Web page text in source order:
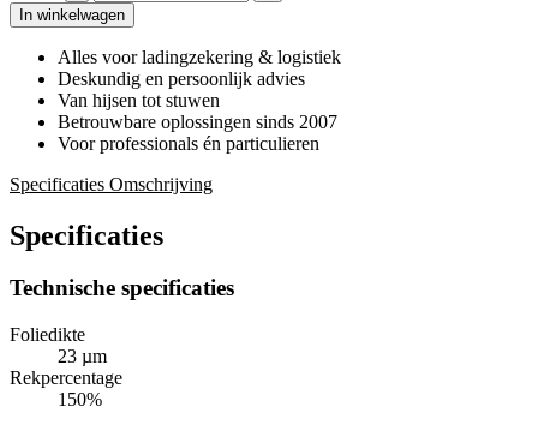
In winkelwagen
Alles voor ladingzekering & logistiek
Deskundig en persoonlijk advies
Van hijsen tot stuwen
Betrouwbare oplossingen sinds 2007
Voor professionals én particulieren
Specificaties Omschrijving
Specificaties
Technische specificaties
Foliedikte
23 µm
Rekpercentage
150%